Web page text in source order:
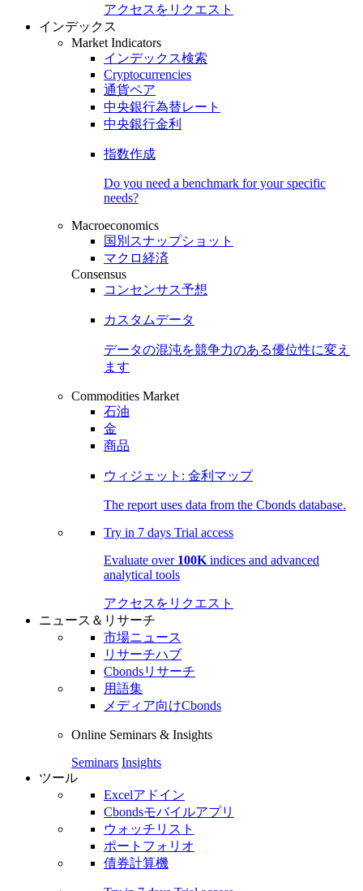
アクセスをリクエスト
インデックス
Market Indicators
インデックス検索
Cryptocurrencies
通貨ペア
中央銀行為替レート
中央銀行金利
指数作成
Do you need a benchmark for your specific
needs?
Macroeconomics
国別スナップショット
マクロ経済
Consensus
コンセンサス予想
カスタムデータ
データの混沌を競争力のある優位性に変え
ます
Commodities Market
石油
金
商品
ウィジェット: 金利マップ
The report uses data from the Cbonds database.
Try in 7 days Trial access
Evaluate over 100K indices and advanced
analytical tools
アクセスをリクエスト
ニュース＆リサーチ
市場ニュース
リサーチハブ
Cbondsリサーチ
用語集
メディア向けCbonds
Online Seminars & Insights
Seminars Insights
ツール
Excelアドイン
Cbondsモバイルアプリ
ウォッチリスト
ポートフォリオ
債券計算機